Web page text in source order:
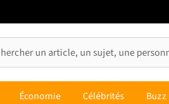
Économie Célébrités Buzz